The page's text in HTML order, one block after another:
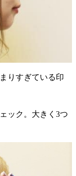
りすぎている印
ック。大きく3つ